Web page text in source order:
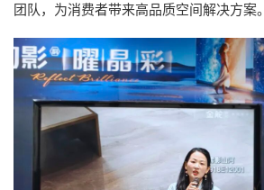
团队，为消费者带来高品质空间解决方案。